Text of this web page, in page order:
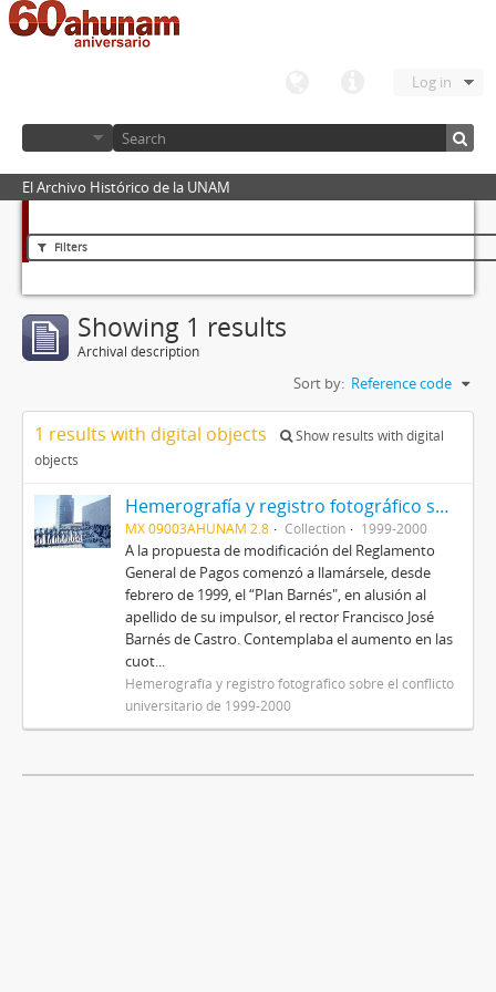
Log in
El Archivo Histórico de la UNAM
Filters
Showing 1 results
Archival description
Sort by: Reference code
1 results with digital objects
Show results with digital
objects
Hemerografía y registro fotográfico sobre el conflicto universitario de 1999-2000
MX 09003AHUNAM 2.8 Collection 1999-2000
A la propuesta de modificación del Reglamento
General de Pagos comenzó a llamársele, desde
febrero de 1999, el “Plan Barnés", en alusión al
apellido de su impulsor, el rector Francisco José
Barnés de Castro. Contemplaba el aumento en las
cuot...
Hemerografía y registro fotográfico sobre el conflicto
universitario de 1999-2000